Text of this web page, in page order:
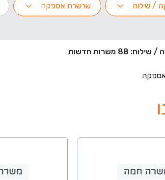
/ שילוח
שרשרת אספקה
חדשות